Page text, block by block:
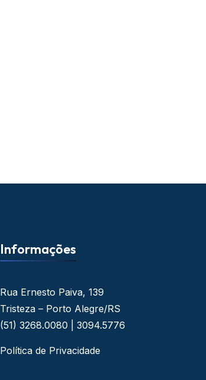
Informações
Rua Ernesto Paiva, 139
Tristeza – Porto Alegre/RS
(51) 3268.0080 | 3094.5776
Política de Privacidade